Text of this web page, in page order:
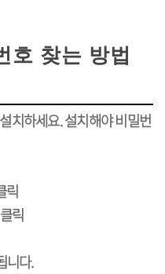
호 찾는 방법
치하세요. 설치해야 비밀번
릭
릭
니다.